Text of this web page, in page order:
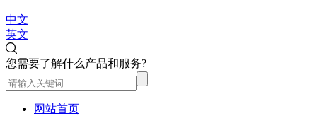
中文
英文
您需要了解什么产品和服务?
网站首页